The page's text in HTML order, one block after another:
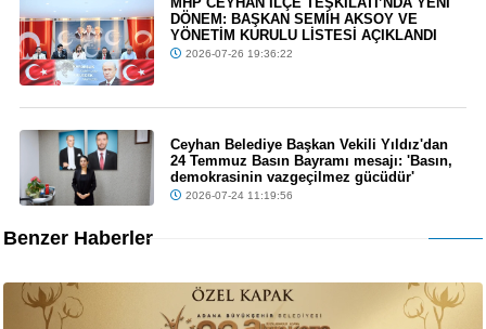
DÖNEM: BAŞKAN SEMİH AKSOY VE
YÖNETİM KURULU LİSTESİ AÇIKLANDI
2026-07-26 19:36:22
Ceyhan Belediye Başkan Vekili Yıldız'dan
24 Temmuz Basın Bayramı mesajı: 'Basın,
demokrasinin vazgeçilmez gücüdür'
2026-07-24 11:19:56
Benzer Haberler